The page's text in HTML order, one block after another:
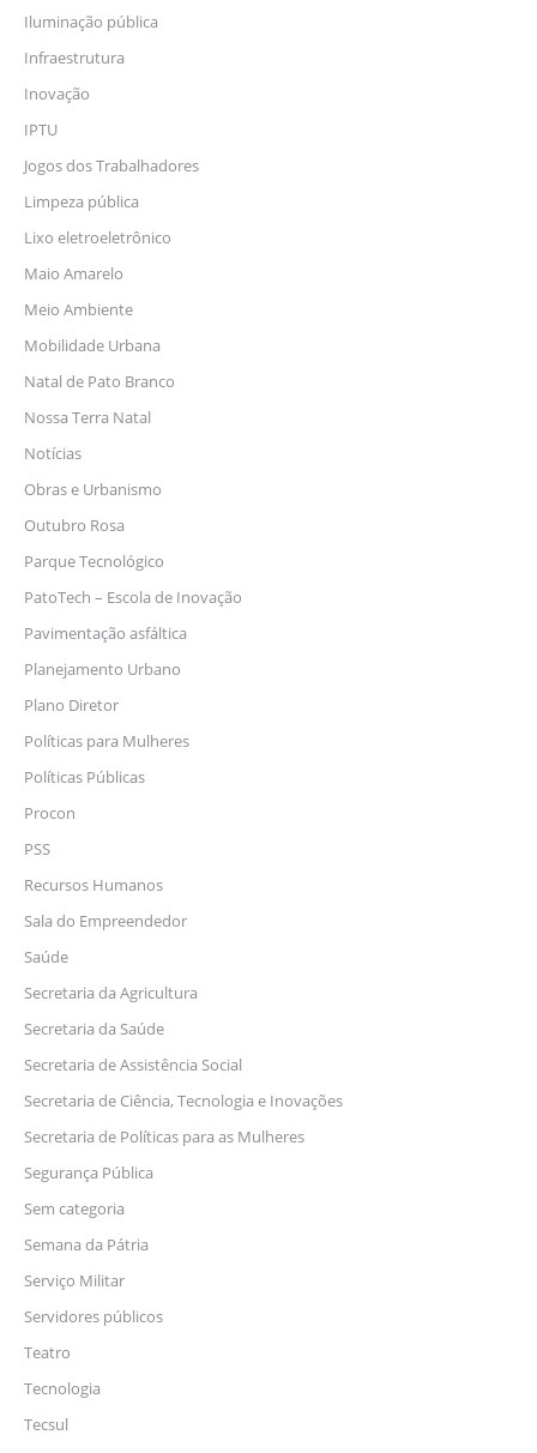
Iluminação pública
Infraestrutura
Inovação
IPTU
Jogos dos Trabalhadores
Limpeza pública
Lixo eletroeletrônico
Maio Amarelo
Meio Ambiente
Mobilidade Urbana
Natal de Pato Branco
Nossa Terra Natal
Notícias
Obras e Urbanismo
Outubro Rosa
Parque Tecnológico
PatoTech – Escola de Inovação
Pavimentação asfáltica
Planejamento Urbano
Plano Diretor
Políticas para Mulheres
Políticas Públicas
Procon
PSS
Recursos Humanos
Sala do Empreendedor
Saúde
Secretaria da Agricultura
Secretaria da Saúde
Secretaria de Assistência Social
Secretaria de Ciência, Tecnologia e Inovações
Secretaria de Políticas para as Mulheres
Segurança Pública
Sem categoria
Semana da Pátria
Serviço Militar
Servidores públicos
Teatro
Tecnologia
Tecsul